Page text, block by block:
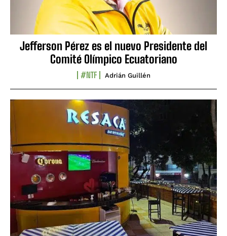
Jefferson Pérez es el nuevo Presidente del
Comité Olímpico Ecuatoriano
#NTF Adrián Guillén